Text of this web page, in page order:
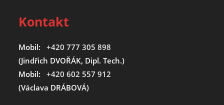
Kontakt
Mobil:+420 777 305 898
(Jindřich DVOŘÁK, Dipl. Tech.)
Mobil:+420 602 557 912
(Václava DRÁBOVÁ)